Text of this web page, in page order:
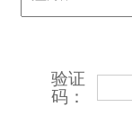
验证
码：